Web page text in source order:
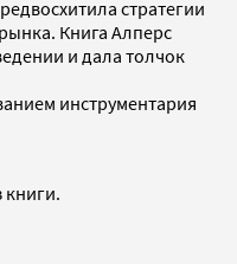
стратегии
Книга Алперс
и дала толчок
инструментария
книги.